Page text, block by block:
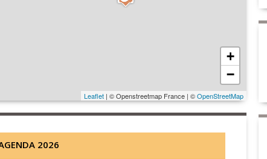
+
−
Leaflet| © Openstreetmap France | ©OpenStreetMap
2026